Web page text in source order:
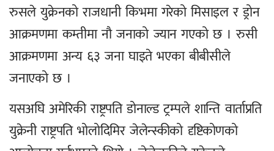
रुसले युक्रेनको राजधानी किभमा गरेको मिसाइल र ड्रोन
आक्रमणमा कम्तीमा नौ जनाको ज्यान गएको छ । रुसी
आक्रमणमा अन्य ६३ जना घाइते भएका बीबीसीले
जनाएको छ ।
यसअघि अमेरिकी राष्ट्रपति डोनाल्ड ट्रम्पले शान्ति वार्ताप्रति
युक्रेनी राष्ट्रपति भोलोदिमिर जेलेन्स्कीको दृष्टिकोणको